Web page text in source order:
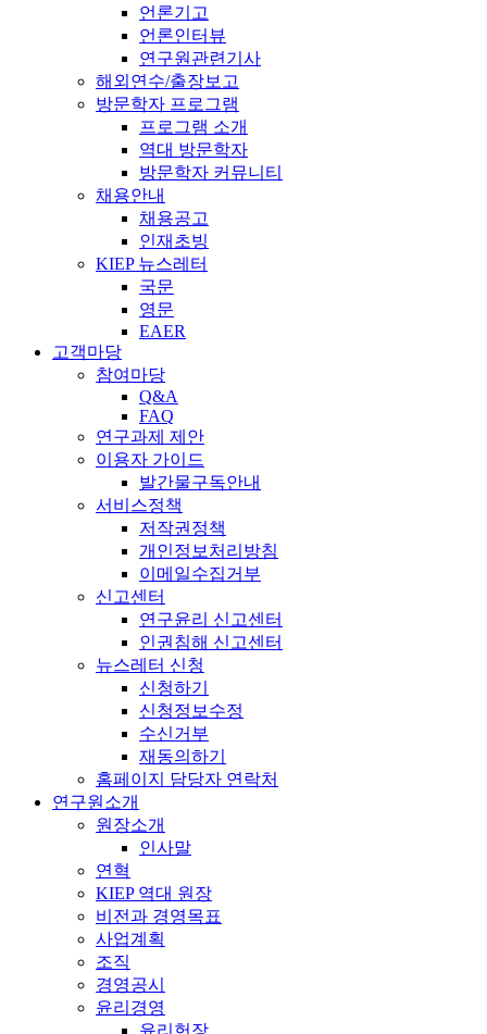
언론기고
언론인터뷰
연구원관련기사
해외연수/출장보고
방문학자 프로그램
프로그램 소개
역대 방문학자
방문학자 커뮤니티
채용안내
채용공고
인재초빙
KIEP 뉴스레터
국문
영문
EAER
고객마당
참여마당
Q&A
FAQ
연구과제 제안
이용자 가이드
발간물구독안내
서비스정책
저작권정책
개인정보처리방침
이메일수집거부
신고센터
연구윤리 신고센터
인권침해 신고센터
뉴스레터 신청
신청하기
신청정보수정
수신거부
재동의하기
홈페이지 담당자 연락처
연구원소개
원장소개
인사말
연혁
KIEP 역대 원장
비전과 경영목표
사업계획
조직
경영공시
윤리경영
윤리헌장